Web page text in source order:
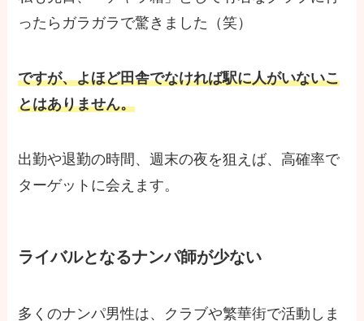
ったらガラガラで驚きました（笑）
ですが、よほど田舎でなければ駅に人がいないこ
とはありません。
出勤や退勤の時間、週末の夜を狙えば、高確率で
ターゲットに会えます。
ライバルとなるナンパ師が少ない
多くのナンパ男性は、クラブや繁華街で活動しま